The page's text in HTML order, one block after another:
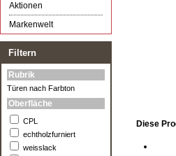
Diese
Aktionen
Markenwelt
Filtern
Rubrik
Türen nach Farbton
Oberfläche
CPL
echtholzfurniert
weisslack